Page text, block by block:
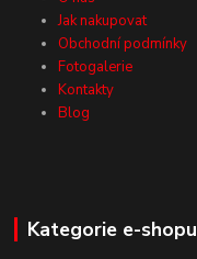
Jak nakupovat
Obchodní podmínky
Fotogalerie
Kontakty
Blog
Kategorie e-shopu